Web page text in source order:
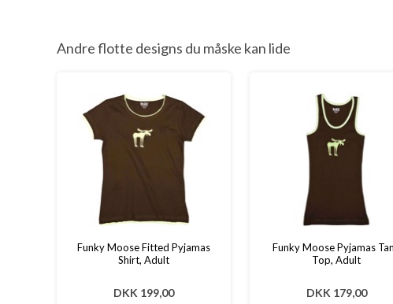
Andre flotte designs du måske kan lide
Funky Moose Fitted Pyjamas
Shirt, Adult
DKK 199,00
Funky Moose Pyjamas
Top, Adult
DKK 179,00